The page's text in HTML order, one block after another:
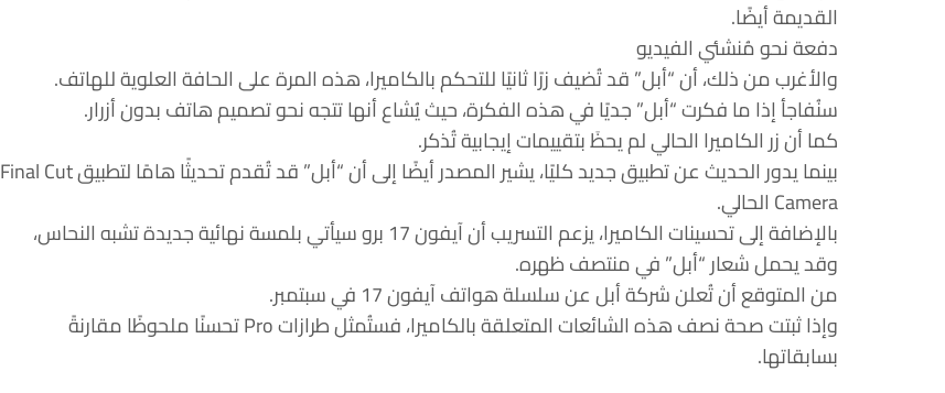
القديمة أيضًا.
دفعة نحو مُنشئي الفيديو
والأغرب من ذلك، أن “أبل” قد تُضيف زرًا ثانيًا للتحكم بالكاميرا، هذه المرة على الحافة العلوية للهاتف.
سنُفاجأ إذا ما فكرت “أبل” جديًا في هذه الفكرة، حيث يُشاع أنها تتجه نحو تصميم هاتف بدون أزرار.
كما أن زر الكاميرا الحالي لم يحظَ بتقييمات إيجابية تُذكر.
بينما يدور الحديث عن تطبيق جديد كليًا، يشير المصدر أيضًا إلى أن “أبل” قد تُقدم تحديثًا هامًا لتطبيق Final Cut
Camera الحالي.
بالإضافة إلى تحسينات الكاميرا، يزعم التسريب أن آيفون 17 برو سيأتي بلمسة نهائية جديدة تشبه النحاس،
وقد يحمل شعار “أبل” في منتصف ظهره.
من المتوقع أن تُعلن شركة أبل عن سلسلة هواتف آيفون 17 في سبتمبر.
وإذا ثبتت صحة نصف هذه الشائعات المتعلقة بالكاميرا، فستُمثل طرازات Pro تحسنًا ملحوظًا مقارنةً
بسابقاتها.